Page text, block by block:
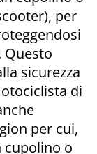
per
Questo
sicurezza
di
per cui,
cupolino o